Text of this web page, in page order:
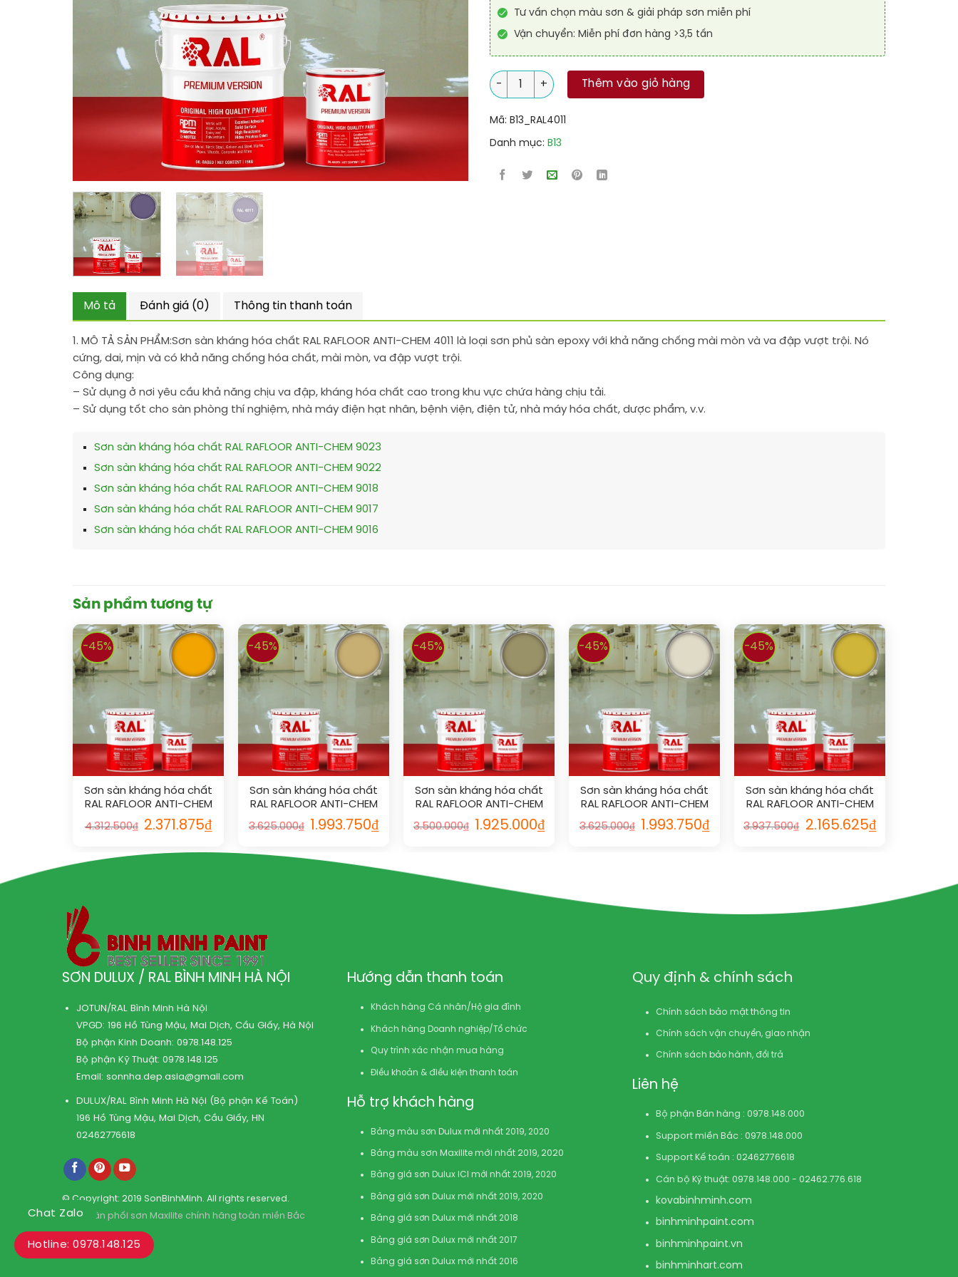
Tư vấn chọn màu sơn & giải pháp sơn miễn phí
Vận chuyển: Miễn phí đơn hàng >3,5 tấn
Sơn sàn kháng hóa chất RAL RAFLOOR ANTI-CHEM 4011 số lượng
Thêm vào giỏ hàng
Mã: B13_RAL4011
Danh mục: B13
Mô tả Đánh giá (0) Thông tin thanh toán
1. MÔ TẢ SẢN PHẨM:Sơn sàn kháng hóa chất RAL RAFLOOR ANTI-CHEM 4011 là loại sơn phủ sàn epoxy với khả năng chống mài mòn và va đập vượt trội. Nó
cứng, dai, mịn và có khả năng chống hóa chất, mài mòn, va đập vượt trội.
Công dụng:
– Sử dụng ở nơi yêu cầu khả năng chịu va đập, kháng hóa chất cao trong khu vực chứa hàng chịu tải.
– Sử dụng tốt cho sàn phòng thí nghiệm, nhà máy điện hạt nhân, bệnh viện, điện tử, nhà máy hóa chất, dược phẩm, v.v.
Sơn sàn kháng hóa chất RAL RAFLOOR ANTI-CHEM 9023
Sơn sàn kháng hóa chất RAL RAFLOOR ANTI-CHEM 9022
Sơn sàn kháng hóa chất RAL RAFLOOR ANTI-CHEM 9018
Sơn sàn kháng hóa chất RAL RAFLOOR ANTI-CHEM 9017
Sơn sàn kháng hóa chất RAL RAFLOOR ANTI-CHEM 9016
Sản phẩm tương tự
-45%
Sơn sàn kháng hóa chất
RAL RAFLOOR ANTI-CHEM
1028
4.312.500₫ 2.371.875₫
-45%
Sơn sàn kháng hóa chất
RAL RAFLOOR ANTI-CHEM
1002
3.625.000₫ 1.993.750₫
-45%
Sơn sàn kháng hóa chất
RAL RAFLOOR ANTI-CHEM
1020
3.500.000₫ 1.925.000₫
-45%
Sơn sàn kháng hóa chất
RAL RAFLOOR ANTI-CHEM
1013
3.625.000₫ 1.993.750₫
-45%
Sơn sàn kháng hóa chất
RAL RAFLOOR ANTI-CHEM
1012
3.937.500₫ 2.165.625₫
SƠN DULUX / RAL BÌNH MINH HÀ NỘI
JOTUN/RAL Bình Minh Hà Nội
VPGD: 196 Hồ Tùng Mậu, Mai Dịch, Cầu Giấy, Hà Nội
Bộ phận Kinh Doanh:0978.148.125
Bộ phận Kỹ Thuật:0978.148.125
Email: sonnha.dep.asia@gmail.com
DULUX/RAL Bình Minh Hà Nội (Bộ phận Kế Toán)
196 Hồ Tùng Mậu, Mai Dịch, Cầu Giấy, HN
02462776618
© Copyright: 2019 SonBinhMinh. All rights reserved.
Kho phân phối sơn Maxilite chính hãng toàn miền Bắc
Hướng dẫn thanh toán
Khách hàng Cá nhân/Hộ gia đình
Khách hàng Doanh nghiệp/Tổ chức
Quy trình xác nhận mua hàng
Điều khoản & điều kiện thanh toán
Hỗ trợ khách hàng
Bảng màu sơn Dulux mới nhất 2019, 2020
Bảng màu sơn Maxilite mới nhất 2019, 2020
Bảng giá sơn Dulux ICI mới nhất 2019, 2020
Bảng giá sơn Dulux mới nhất 2019, 2020
Bảng giá sơn Dulux mới nhất 2018
Bảng giá sơn Dulux mới nhất 2017
Bảng giá sơn Dulux mới nhất 2016
Quy định & chính sách
Chính sách bảo mật thông tin
Chính sách vận chuyển, giao nhận
Chính sách bảo hành, đổi trả
Liên hệ
Bộ phận Bán hàng : 0978.148.000
Support miền Bắc : 0978.148.000
Support Kế toán : 02462776618
Cán bộ Kỹ thuật: 0978.148.000 - 02462.776.618
kovabinhminh.com
binhminhpaint.com
binhminhpaint.vn
binhminhart.com
Chat Zalo
Hotline: 0978.148.125